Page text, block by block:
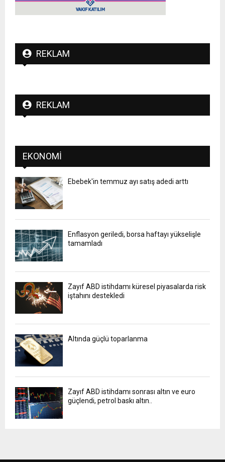
REKLAM
REKLAM
EKONOMI
Ebebek'in temmuz ayı satış adedi arttı
Enflasyon geriledi, borsa haftayı yükselişle
tamamladı
Zayıf ABD istihdamı küresel piyasalarda risk
iştahını destekledi
Altında güçlü toparlanma
Zayıf ABD istihdamı sonrası altın ve euro
güçlendi, petrol baskı altın..